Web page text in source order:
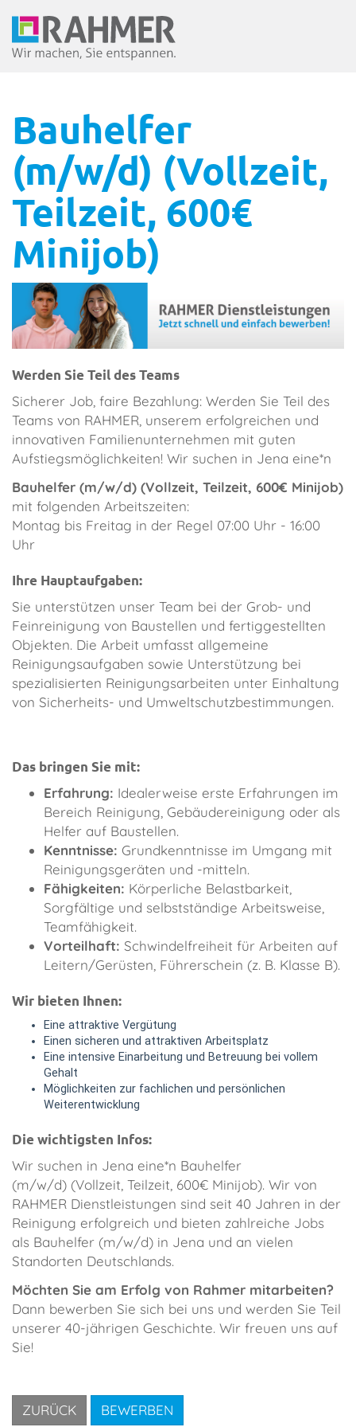
Bauhelfer
(m/w/d) (Vollzeit,
Teilzeit, 600€
Minijob)
Werden Sie Teil des Teams
Sicherer Job, faire Bezahlung: Werden Sie Teil des
Teams von RAHMER, unserem erfolgreichen und
innovativen Familienunternehmen mit guten
Aufstiegsmöglichkeiten! Wir suchen in Jena eine*n
Bauhelfer (m/w/d) (Vollzeit, Teilzeit, 600€ Minijob)
mit folgenden Arbeitszeiten:
Montag bis Freitag in der Regel 07:00 Uhr - 16:00
Uhr
Ihre Hauptaufgaben:
Sie unterstützen unser Team bei der Grob- und
Feinreinigung von Baustellen und fertiggestellten
Objekten. Die Arbeit umfasst allgemeine
Reinigungsaufgaben sowie Unterstützung bei
spezialisierten Reinigungsarbeiten unter Einhaltung
von Sicherheits- und Umweltschutzbestimmungen.
Das bringen Sie mit:
Erfahrung: Idealerweise erste Erfahrungen im
Bereich Reinigung, Gebäudereinigung oder als
Helfer auf Baustellen.
Kenntnisse: Grundkenntnisse im Umgang mit
Reinigungsgeräten und -mitteln.
Fähigkeiten: Körperliche Belastbarkeit,
Sorgfältige und selbstständige Arbeitsweise,
Teamfähigkeit.
Vorteilhaft: Schwindelfreiheit für Arbeiten auf
Leitern/Gerüsten, Führerschein (z. B. Klasse B).
Wir bieten Ihnen:
Eine attraktive Vergütung
Einen sicheren und attraktiven Arbeitsplatz
Eine intensive Einarbeitung und Betreuung bei vollem
Gehalt
Möglichkeiten zur fachlichen und persönlichen
Weiterentwicklung
Die wichtigsten Infos:
​Wir suchen in Jena eine*n Bauhelfer
(m/w/d) (Vollzeit, Teilzeit, 600€ Minijob). Wir von
RAHMER Dienstleistungen sind seit 40 Jahren in der
Reinigung erfolgreich und bieten zahlreiche Jobs
als Bauhelfer (m/w/d) in Jena und an vielen
Standorten Deutschlands.
Möchten Sie am Erfolg von Rahmer mitarbeiten?
Dann bewerben Sie sich bei uns und werden Sie Teil
unserer 40-jährigen Geschichte. Wir freuen uns auf
Sie!
ZURÜCK BEWERBEN